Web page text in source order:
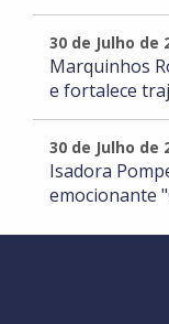
30 de Julho de
Marquinhos
e fortalece
30 de Julho de
Isadora
emocionante